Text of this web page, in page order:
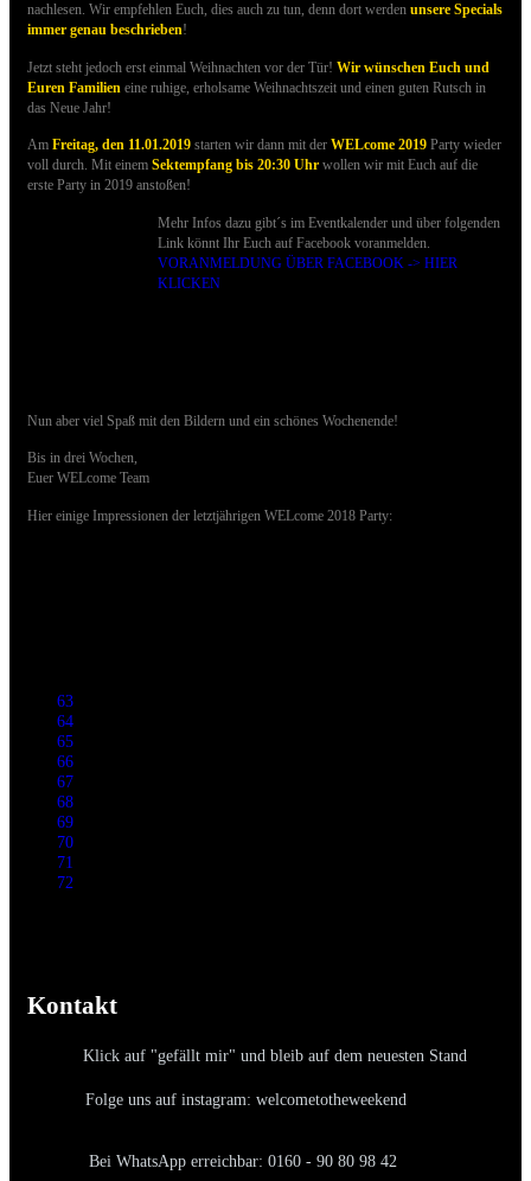
nachlesen. Wir empfehlen Euch, dies auch zu tun, denn dort werden unsere Specials
immer genau beschrieben!
Jetzt steht jedoch erst einmal Weihnachten vor der Tür! Wir wünschen Euch und
Euren Familien eine ruhige, erholsame Weihnachtszeit und einen guten Rutsch in
das Neue Jahr!
Am Freitag, den 11.01.2019 starten wir dann mit der WELcome 2019 Party wieder
voll durch. Mit einem Sektempfang bis 20:30 Uhr wollen wir mit Euch auf die
erste Party in 2019 anstoßen!
Mehr Infos dazu gibt´s im Eventkalender und über folgenden
Link könnt Ihr Euch auf Facebook voranmelden.
VORANMELDUNG ÜBER FACEBOOK -> HIER
KLICKEN
Nun aber viel Spaß mit den Bildern und ein schönes Wochenende!
Bis in drei Wochen,
Euer WELcome Team
Hier einige Impressionen der letztjährigen WELcome 2018 Party:
63
64
65
66
67
68
69
70
71
72
Kontakt
Klick auf "gefällt mir" und bleib auf dem neuesten Stand
Folge uns auf instagram: welcometotheweekend
Bei WhatsApp erreichbar: 0160 - 90 80 98 42